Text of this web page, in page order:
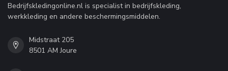
Bedrijfskledingonline.nl is specialist in bedrijfskleding,
werkkleding en andere beschermingsmiddelen.
Midstraat 205
8501 AM Joure